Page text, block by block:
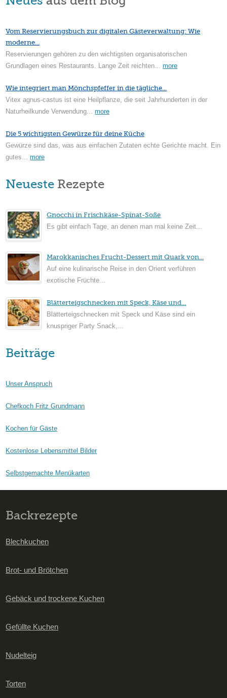
Vom Reservierungsbuch zur digitalen Gästeverwaltung: Wie
moderne...
Reservierungen gehören zu den wichtigsten organisatorischen
Grundlagen eines Restaurants. Lange Zeit reichten...more
Wie integriert man Mönchspfeffer in die tägliche...
Vitex agnus-castus ist eine Heilpflanze, die seit Jahrhunderten in der
Naturheilkunde Verwendung...more
Die 5 wichtigsten Gewürze für deine Küche
Gewürze sind das, was aus einfachen Zutaten echte Gerichte macht. Ein
gutes...more
Neueste Rezepte
Gnocchi in Frischkäse-Spinat-Soße
Es gibt einfach Tage, an denen man mal keine Zeit...
Marokkanisches Frucht-Dessert mit Quark von...
Auf eine kulinarische Reise in den Orient verführen
exotische Früchte...
Blätterteigschnecken mit Speck, Käse und...
Blätterteigschnecken mit Speck und Käse sind ein
knuspriger Party Snack,...
Beiträge
Unser Anspruch
Chefkoch Fritz Grundmann
Kochen für Gäste
Kostenlose Lebensmittel Bilder
Selbstgemachte Menükarten
Backrezepte
Blechkuchen
Brot- und Brötchen
Gebäck und trockene Kuchen
Gefüllte Kuchen
Nudelteig
Torten